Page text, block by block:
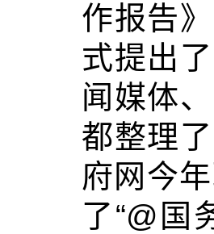
作报告
式提出
闻媒体
都整理
府网今
了“@国